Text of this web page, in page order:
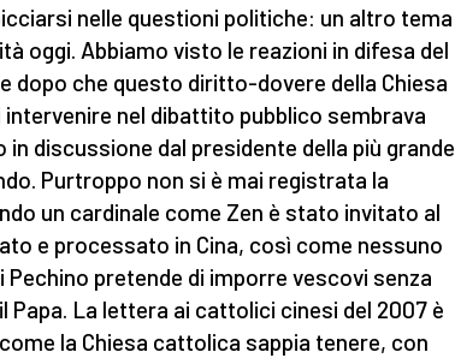
nelle questioni politiche: un altro tema
oggi. Abbiamo visto le reazioni in difesa del
dopo che questo diritto-dovere della Chiesa
intervenire nel dibattito pubblico sembrava
discussione dal presidente della più grande
Purtroppo non si è mai registrata la
un cardinale come Zen è stato invitato al
e processato in Cina, così come nessuno
Pechino pretende di imporre vescovi senza
Papa. La lettera ai cattolici cinesi del 2007 è
la Chiesa cattolica sappia tenere, con